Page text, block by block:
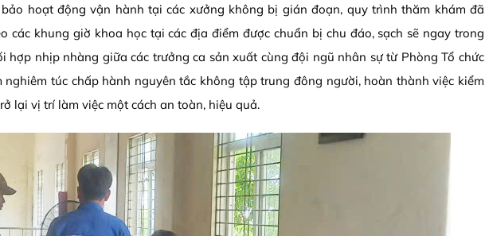
hoạt động vận hành tại các xưởng không bị gián đoạn, quy trình thăm khám đã
các khung giờ khoa học tại các địa điểm được chuẩn bị chu đáo, sạch sẽ ngay trong
hợp nhịp nhàng giữa các trưởng ca sản xuất cùng đội ngũ nhân sự từ Phòng Tổ chức
túc chấp hành nguyên tắc không tập trung đông người, hoàn thành việc kiểm
lại vị trí làm việc một cách an toàn, hiệu quả.